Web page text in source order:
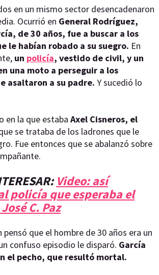
en un mismo sector desencadenaron
Ocurrió en General Rodríguez,
de 30 años, fue a buscar a los
le habían robado a su suegro. En
un policía, vestido de civil, y un
una moto a perseguir a los
asaltaron a su padre. Y sucedió lo
en la que estaba Axel Cisneros, el
se trataba de los ladrones que le
Fue entonces que se abalanzó sobre
Video: así
policía que esperaba el
C. Paz
pensó que el hombre de 30 años era un
confuso episodio le disparó. García
el pecho, que resultó mortal.